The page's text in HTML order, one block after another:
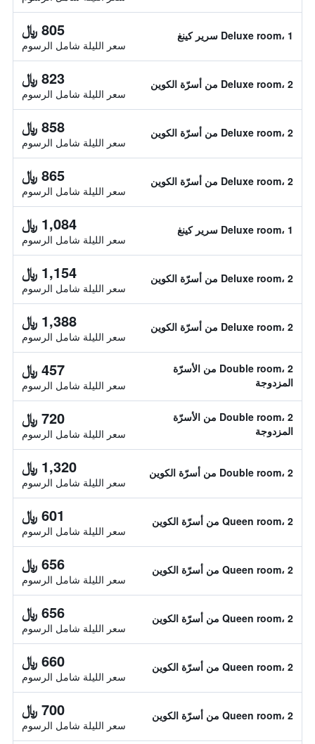
Deluxe room، 1 سرير كينغ 805 ﷼
سعر الليلة شامل الرسوم
Deluxe room، 2 من أسرّة الكوين 823 ﷼
سعر الليلة شامل الرسوم
Deluxe room، 2 من أسرّة الكوين 858 ﷼
سعر الليلة شامل الرسوم
Deluxe room، 2 من أسرّة الكوين 865 ﷼
سعر الليلة شامل الرسوم
Deluxe room، 1 سرير كينغ 1,084 ﷼
سعر الليلة شامل الرسوم
Deluxe room، 2 من أسرّة الكوين 1,154 ﷼
سعر الليلة شامل الرسوم
Deluxe room، 2 من أسرّة الكوين 1,388 ﷼
سعر الليلة شامل الرسوم
Double room، 2 من الأسرّة
المزدوجة
457 ﷼
سعر الليلة شامل الرسوم
Double room، 2 من الأسرّة
المزدوجة
720 ﷼
سعر الليلة شامل الرسوم
Double room، 2 من أسرّة الكوين 1,320 ﷼
سعر الليلة شامل الرسوم
Queen room، 2 من أسرّة الكوين 601 ﷼
سعر الليلة شامل الرسوم
Queen room، 2 من أسرّة الكوين 656 ﷼
سعر الليلة شامل الرسوم
Queen room، 2 من أسرّة الكوين 656 ﷼
سعر الليلة شامل الرسوم
Queen room، 2 من أسرّة الكوين 660 ﷼
سعر الليلة شامل الرسوم
Queen room، 2 من أسرّة الكوين 700 ﷼
سعر الليلة شامل الرسوم